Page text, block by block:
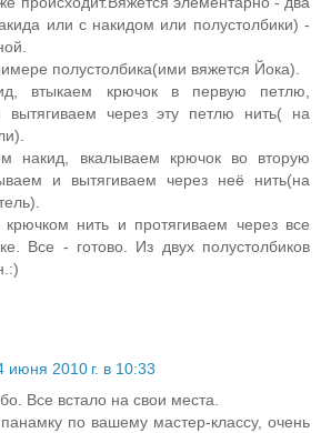
или с накидом или полустолбики) -
полустолбика(ими вяжется Йока).
втыкаем крючок в первую петлю,
вытягиваем через эту петлю нить( на
накид, вкалываем крючок во вторую
и вытягиваем через неё нить(на
крючком нить и протягиваем через все
Все - готово. Из двух полустолбиков
июня 2010 г. в 10:33
Все встало на свои места.
по вашему мастер-классу, очень